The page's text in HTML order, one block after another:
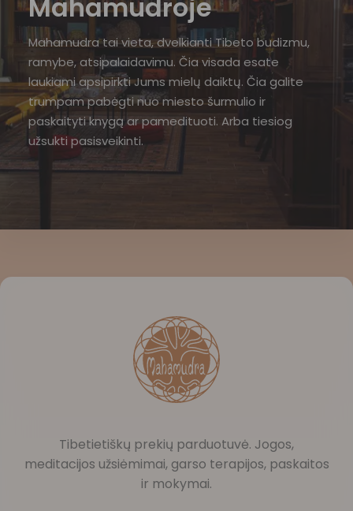
Mahamudroje
Mahamudra tai vieta, dvelkianti Tibeto budizmu,
ramybe, atsipalaidavimu. Čia visada esate
laukiami apsipirkti Jums mielų daiktų. Čia galite
trumpam pabėgti nuo miesto šurmulio ir
paskaityti knygą ar pamedituoti. Arba tiesiog
užsukti pasisveikinti.
Tibetietiškų prekių parduotuvė. Jogos,
meditacijos užsiėmimai, garso terapijos, paskaitos
ir mokymai.